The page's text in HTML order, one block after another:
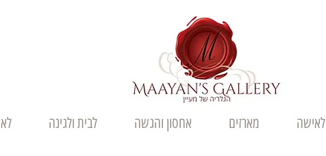
לאישה מארזים אחסון והגשה לבית ולגינה